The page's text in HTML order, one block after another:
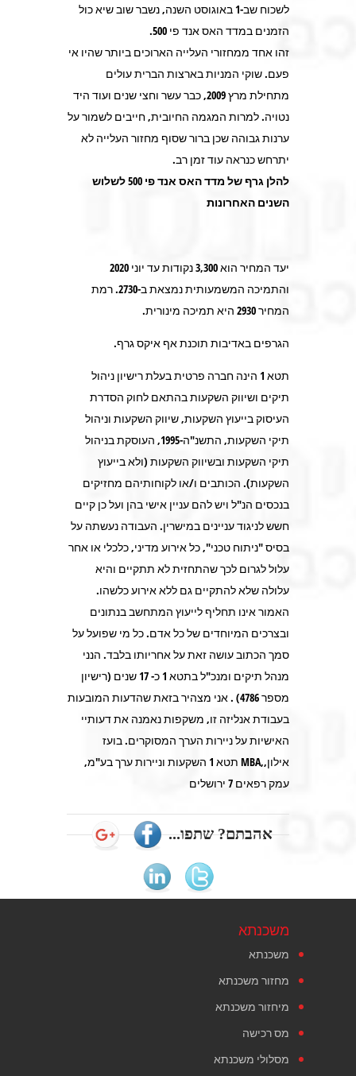
לשכוח שב-1 באוגוסט השנה, נשבר שוב שיא כול
הזמנים במדד האס אנד פי 500.
זהו אחד ממחזורי העלייה הארוכים ביותר שהיו אי
פעם. שוקי המניות בארצות הברית עולים
מתחילת מרץ 2009, כבר עשר וחצי שנים ועוד היד
נטויה. למרות המגמה החיובית, חייבים לשמור על
ערנות גבוהה שכן ברור שסוף מחזור העלייה לא
יתרחש כנראה עוד זמן רב.
להלן גרף של מדד האס אנד פי 500 לשלוש
השנים האחרונות
יעד המחיר הוא 3,300 נקודות עד יוני 2020
והתמיכה המשמעותית נמצאת ב-2730. רמת
המחיר 2930 היא תמיכה מינורית.
הגרפים באדיבות תוכנת אף איקס גרף.
תטא 1 הינה חברה פרטית בעלת רישיון ניהול
תיקים ושיווק השקעות בהתאם לחוק הסדרת
העיסוק בייעוץ השקעות, שיווק השקעות וניהול
תיקי השקעות, התשנ"ה-1995, העוסקת בניהול
תיקי השקעות ובשיווק השקעות (ולא בייעוץ
השקעות). הכותבים ו/או לקוחותיהם מחזיקים
בנכסים הנ"ל ויש להם עניין אישי בהן ועל כן קיים
חשש לניגוד עניינים במישרין. העבודה נעשתה על
בסיס "ניתוח טכני", כל אירוע מדיני, כלכלי או אחר
עלול לגרום לכך שהתחזית לא תתקיים והיא
עלולה שלא להתקיים גם ללא אירוע כלשהו.
האמור אינו תחליף לייעוץ המתחשב בנתונים
ובצרכים המיוחדים של כל אדם. כל מי שפועל על
סמך הכתוב עושה זאת על אחריותו בלבד. הנני
מנהל תיקים ומנכ"ל בתטא 1 כ- 17 שנים (רישיון
מספר 4786) . אני מצהיר בזאת שהדעות המובעות
בעבודת אנליזה זו, משקפות נאמנה את דעותיי
האישיות על ניירות הערך המסוקרים. בועז
אילון,,MBA תטא 1 השקעות וניירות ערך בע"מ,
עמק רפאים 7 ירושלים
אהבתם? שתפו...
משכנתא
משכנתא
מחזור משכנתא
מיחזור משכנתא
מס רכישה
מסלולי משכנתא